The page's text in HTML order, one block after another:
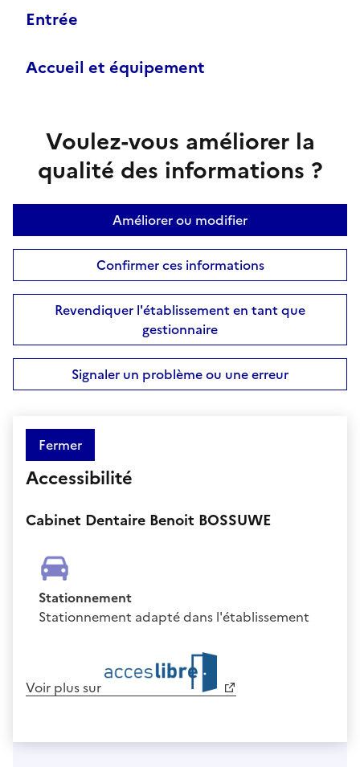
Entrée
Accueil et équipement
Voulez-vous améliorer la
qualité des informations ?
Améliorer ou modifier
Confirmer ces informations
Revendiquer l'établissement en tant que
gestionnaire
Signaler un problème ou une erreur
Fermer
Accessibilité
Cabinet Dentaire Benoit BOSSUWE
Stationnement
Stationnement adapté dans l'établissement
Voir plus sur